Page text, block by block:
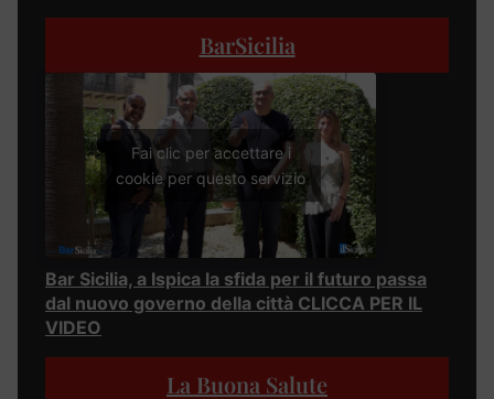
BarSicilia
Fai clic per accettare i
cookie per questo servizio
Bar Sicilia, a Ispica la sfida per il futuro passa
dal nuovo governo della città CLICCA PER IL
VIDEO
La Buona Salute